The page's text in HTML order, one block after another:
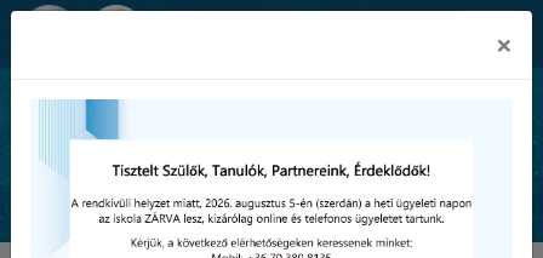
Hírek 2025. június
×